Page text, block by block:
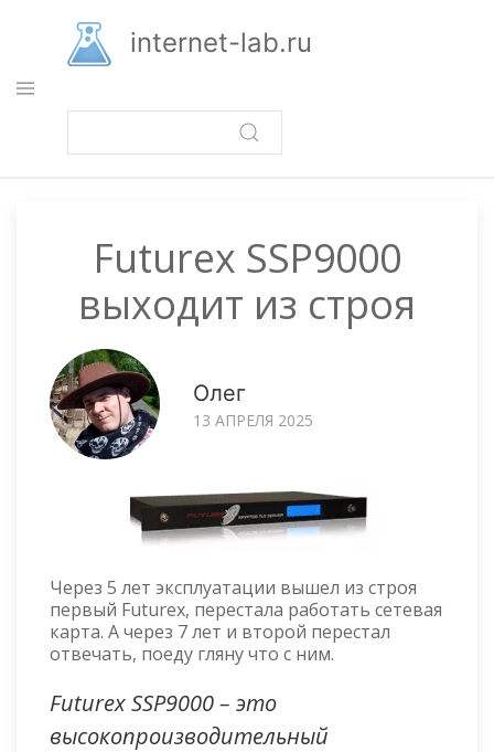
основному
содержанию
internet-lab.ru
Futurex SSP9000
выходит из строя
Олег
13 АПРЕЛЯ 2025
Через 5 лет эксплуатации вышел из строя
первый Futurex, перестала работать сетевая
карта. А через 7 лет и второй перестал
отвечать, поеду гляну что с ним.
Futurex SSP9000 – это
высокопроизводительный